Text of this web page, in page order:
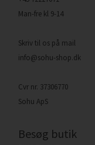
Man-fre kl 9-14
Skriv til os på mail
info@sohu-shop.dk
Cvr nr. 37306770
Sohu ApS
Besøg butik